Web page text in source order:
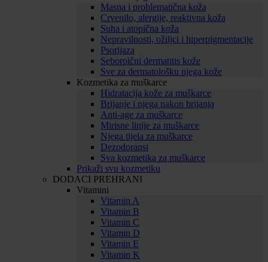
Masna i problematična koža
Crvenilo, alergije, reaktivna koža
Suha i atopična koža
Nepravilnosti, ožiljci i hiperpigmentacije
Psorijaza
Seboroični dermatitis kože
Sve za dermatološku njega kože
Kozmetika za muškarce
Hidratacija kože za muškarce
Brijanje i njega nakon brijanja
Anti-age za muškarce
Mirisne linije za muškarce
Njega tijela za muškarce
Dezodoransi
Sva kozmetika za muškarce
Prikaži svu kozmetiku
DODACI PREHRANI
Vitamini
Vitamin A
Vitamin B
Vitamin C
Vitamin D
Vitamin E
Vitamin K